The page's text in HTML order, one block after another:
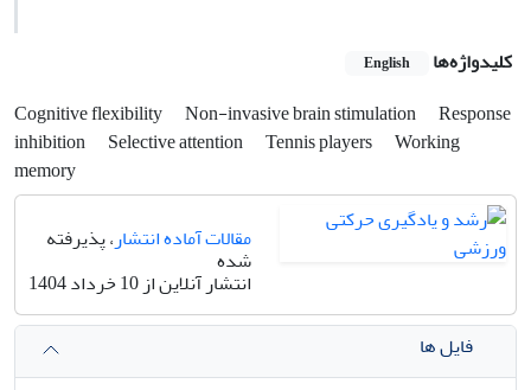
کلیدواژه‌ها English
Cognitive flexibility Non-invasive brain stimulation
Response
inhibition
Selective attention Tennis players
Working
memory
مقالات آماده انتشار، پذیرفته
شده
انتشار آنلاین از 10 خرداد 1404
فایل ها